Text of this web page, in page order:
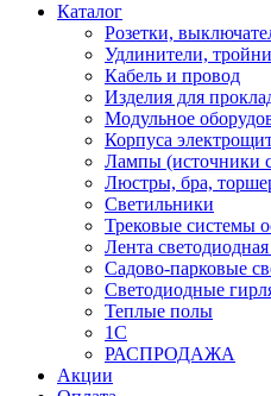
Каталог
Розетки,
Удлинители,
Кабель и провод
Изделия для
Модульное
Корпуса
Лампы (источники
Люстры, бра,
Светильники
Трековые системы
Лента
Садово-парковые
Светодиодные
Теплые полы
1С
РАСПРОДАЖА
Акции